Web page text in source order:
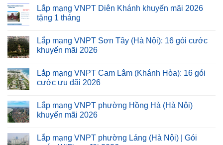
Lắp mạng VNPT Diên Khánh khuyến mãi 2026
tặng 1 tháng
Lắp mạng VNPT Sơn Tây (Hà Nội): 16 gói cước
khuyến mãi 2026
Lắp mạng VNPT Cam Lâm (Khánh Hòa): 16 gói
cước ưu đãi 2026
Lắp mạng VNPT phường Hồng Hà (Hà Nội)
khuyến mãi 2026
Lắp mạng VNPT phường Láng (Hà Nội) | Gói